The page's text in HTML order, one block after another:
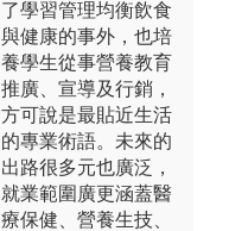
了學習管理均衡飲食
與健康的事外，也培
養學生從事營養教育
推廣、宣導及行銷，
方可說是最貼近生活
的專業術語。未來的
出路很多元也廣泛，
就業範圍廣更涵蓋醫
療保健、營養生技、